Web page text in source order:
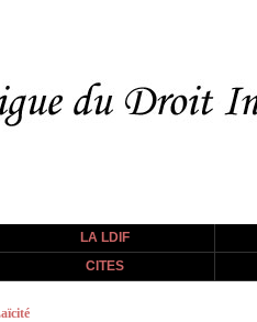
LA LDIF
CITES